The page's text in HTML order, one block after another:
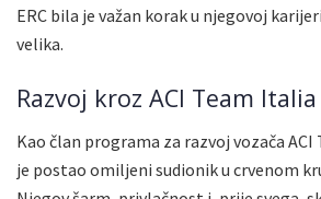
ERC bila je važan korak u njegovoj
velika.
Razvoj kroz ACI Team Italia
Kao član programa za razvoj vozača
je postao omiljeni sudionik u crvenom